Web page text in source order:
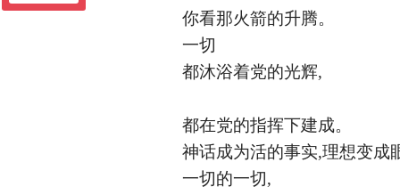
你看那火箭的升腾。
一切
都沐浴着党的光辉,
都在党的指挥下建成。
神话成为活的事实,理想变成
一切的一切,